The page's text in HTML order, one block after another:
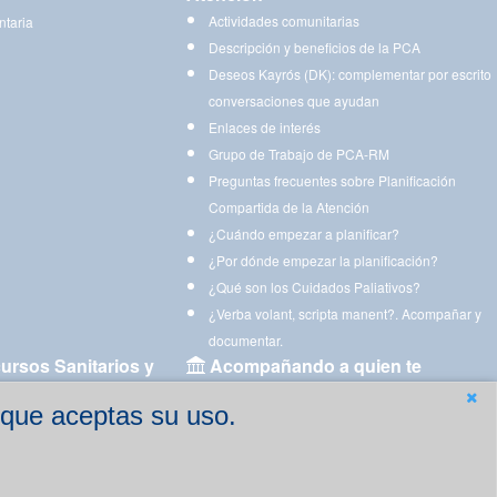
aceptas su uso.
Actividades comunitarias
Descripción y beneficios de la PCA
Deseos Kayrós (DK): complementar por escrito
conversaciones que ayudan
Enlaces de interés
Grupo de Trabajo de PCA-RM
Preguntas frecuentes sobre Planificación
Compartida de la Atención
¿Cuándo empezar a planificar?
¿Por dónde empezar la planificación?
¿Qué son los Cuidados Paliativos?
¿Verba volant, scripta manent?. Acompañar y
documentar.
Sanitarios y
Acompañando a quien te
Aplicaciones para descargar